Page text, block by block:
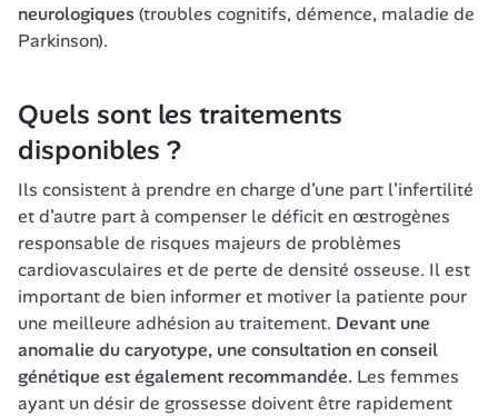
neurologiques (troubles cognitifs, démence, maladie de
Parkinson).
Quels sont les traitements
disponibles ?
Ils consistent à prendre en charge d’une part l’infertilité
et d’autre part à compenser le déficit en œstrogènes
responsable de risques majeurs de problèmes
cardiovasculaires et de perte de densité osseuse. Il est
important de bien informer et motiver la patiente pour
une meilleure adhésion au traitement. Devant une
anomalie du caryotype, une consultation en conseil
génétique est également recommandée. Les femmes
ayant un désir de grossesse doivent être rapidement